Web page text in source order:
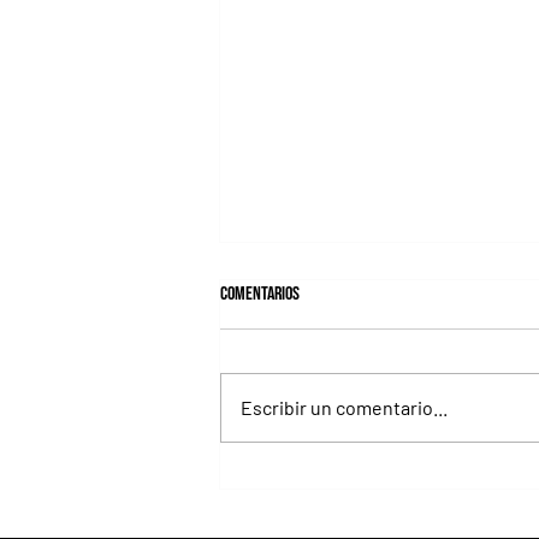
Comentarios
Escribir un comentario...